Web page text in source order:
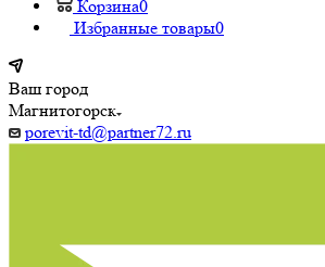
Корзина0
Избранные товары0
Ваш город
Магнитогорск
porevit-td@partner72.ru